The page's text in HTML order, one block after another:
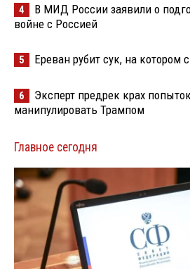
4
В МИД России заявили о
войне с Россией
5 Ереван рубит сук, на котором
6
Эксперт предрек крах
манипулировать Трампом
Главное сегодня